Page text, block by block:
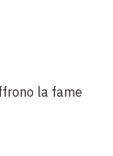
la fame